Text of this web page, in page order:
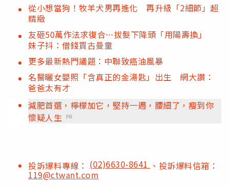
從小想當狗！牧羊犬男再進化 再升級「2細節」超
精緻
友砸50萬作法求復合…拔髮下降頭「用陽壽換」
妹子抖：借錢買古曼童
更多最新熱門議題：中聯致癌油風暴
名醫曬女嬰照「含真正的金湯匙」出生 網大讚：
爸爸太有才
減肥首選，檸檬加它，堅持一週，腰細了，瘦到你
懷疑人生 PR
投訴爆料專線： (02)6630-8641 、投訴爆料信箱：
119@ctwant.com